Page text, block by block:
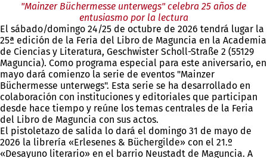
"Mainzer Büchermesse unterwegs" celebra 25 años de
entusiasmo por la lectura
El sábado/domingo 24/25 de octubre de 2026 tendrá lugar la
25ª edición de la Feria del Libro de Maguncia en la Academia
de Ciencias y Literatura, Geschwister Scholl-Straße 2 (55129
Maguncia). Como programa especial para este aniversario, en
mayo dará comienzo la serie de eventos "Mainzer
Büchermesse unterwegs". Esta serie se ha desarrollado en
colaboración con instituciones y editoriales que participan
desde hace tiempo y reúne los temas centrales de la Feria
del Libro de Maguncia con sus actos.
El pistoletazo de salida lo dará el domingo 31 de mayo de
2026 la librería «Erlesenes & Büchergilde» con el 21.º
«Desayuno literario» en el barrio Neustadt de Maguncia. A